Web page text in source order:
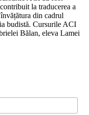
la traducerea a
din cadrul
budistă. Cursurile ACI
Bălan, eleva Lamei